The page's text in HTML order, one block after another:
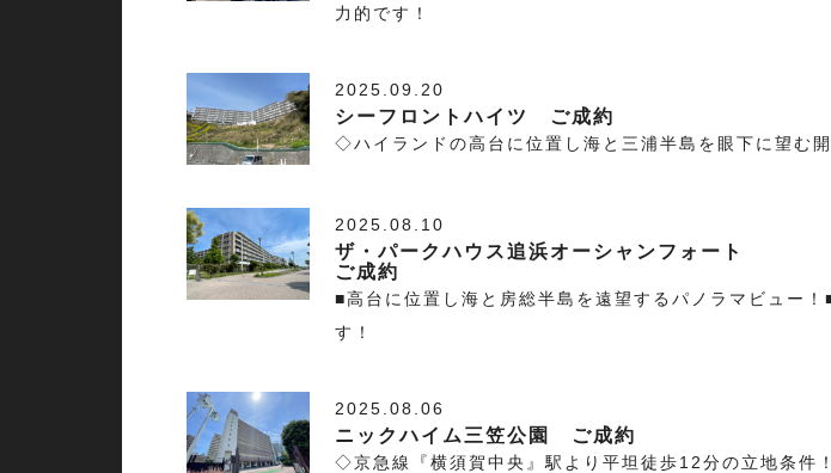
力的です！
2025.09.20
シーフロントハイツ ご成約
◇ハイランドの高台に位置し海と三浦半島を眼下に望む
2025.08.10
ザ・パークハウス追浜オーシャンフォート
ご成約
■高台に位置し海と房総半島を遠望するパノラマビュー
す！
2025.08.06
ニックハイム三笠公園 ご成約
◇京急線『横須賀中央』駅より平坦徒歩12分の立地条